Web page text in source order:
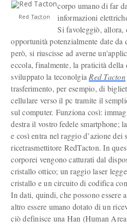
Red Tacton
corpo umano di far
informazioni
Si favoleggiò, allora,
opportunità potenzialmente date da
però, si riuscisse ad averne
eccola, finalmente, la praticità della
sviluppato la teconolgia Red Tacton
trasferimento, per esempio, di
cellulare verso il pc tramite il
sul computer. Funziona così:
destra il vostro fedele smartphone;
e così entra nel raggio d’azione dei
ricetrasmettitore RedTacton. In
corporei vengono catturati dal
cristallo ottico; un raggio laser
cristallo e un circuito di codifica
In dati, quindi, che possono essere
altro essere umano dotato di un
ciò definisce una Han (Human